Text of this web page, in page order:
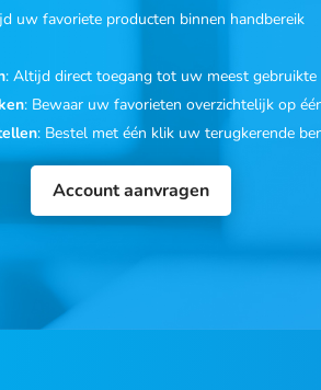
uw favoriete producten binnen handbereik
: Altijd direct toegang tot uw meest gebruikte
: Bewaar uw favorieten overzichtelijk op
: Bestel met één klik uw terugkerende
Account aanvragen